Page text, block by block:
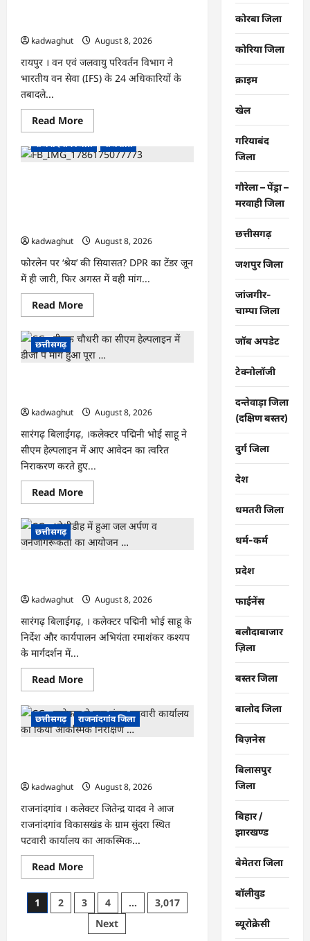
kadwaghut
August 8, 2026
रायपुर । वन एवं जलवायु परिवर्तन विभाग ने
भारतीय वन सेवा (IFS) के 24 अधिकारियों के
तबादले...
Read MoreRead
more
CG
:
में
बड़े
पैमाने
पर
नई
पदस्थापना
…
छत्तीसगढ़
कवर्धा जिला
राजनांदगांव जिला
राजनीति
kadwaghut
August 8, 2026
फोरलेन पर ‘श्रेय’ की सियासत? DPR का टेंडर जून
में ही जारी, फिर अगस्त में वही मांग...
Read MoreRead
more
फोरलेन
पर
‘श्रेय’
की
पटरी
पर,
अब
श्रेय
की
DPR
टेंडर
के
बाद
उसी
की
मांग
लेकर
छत्तीसगढ़
kadwaghut
August 8, 2026
सारंगढ़ बिलाईगढ़, ।कलेक्टर पद्मिनी भोई साहू ने
सीएम हेल्पलाइन में आए आवेदन का त्वरित
निराकरण करते हुए...
Read MoreRead
more
CG
:
दीपक
चौधरी
डीजी
पे
मांग
हुआ
पूरा
छत्तीसगढ़
kadwaghut
August 8, 2026
सारंगढ़ बिलाईगढ़, । कलेक्टर पद्मिनी भोई साहू के
निर्देश और कार्यपालन अभियंता रमाशंकर कश्यप
के मार्गदर्शन में...
Read MoreRead
more
CG
:
भोथीडीह
में
जनजागरूकता
का
आयोजन
…
छत्तीसगढ़ राजनांदगांव जिला
kadwaghut
August 8, 2026
राजनांदगांव । कलेक्टर जितेन्द्र यादव ने आज
राजनांदगांव विकासखंड के ग्राम सुंदरा स्थित
पटवारी कार्यालय का आकस्मिक...
Read MoreRead
more
CG
:
कलेक्टर
ग्राम
Posts
1 2 3 4 …
3,017
Next
कोरबा जिला
कोरिया जिला
क्राइम
खेल
गरियाबंद
जिला
गौरेला – पेंड्रा –
मरवाही जिला
छत्तीसगढ़
जशपुर जिला
जांजगीर-
चाम्पा जिला
जॉब अपडेट
टेक्नोलॉजी
दन्तेवाड़ा जिला
(दक्षिण बस्तर)
दुर्ग जिला
देश
धमतरी जिला
धर्म-कर्म
प्रदेश
फाईनेंस
बलौदाबाजार
ज़िला
बस्तर जिला
बालोद जिला
बिज़नेस
बिलासपुर
जिला
बिहार /
झारखण्ड
बेमेतरा जिला
बॉलीवुड
ब्यूरोक्रेसी